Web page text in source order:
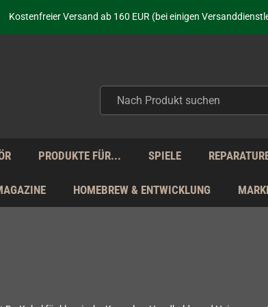
Kostenfreier Versand ab 160 EUR (bei einigen
Seit über 20 Jahren Deine Anlaufstelle für neue Retro-
Täglicher Versand Mo - Fr aus Deutschland - zollfrei innerhalb
PRODUKTE FÜR... SPIELE
HOMEBREW & ENTWICKLUNG